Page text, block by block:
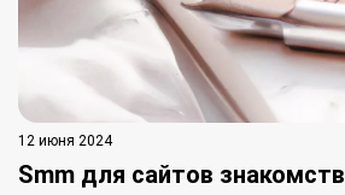
12 июня 2024
Smm для сайтов знакомств